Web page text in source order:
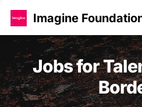
Imagine
Jobs for